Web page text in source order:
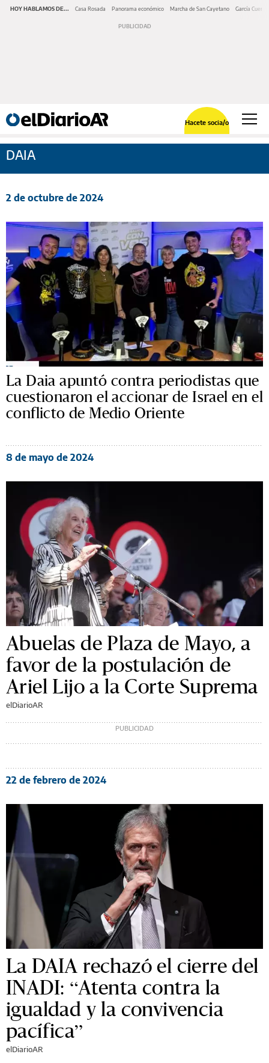
HOY HABLAMOS DE... Casa Rosada Panorama económico Marcha de San Cayetano García Cuerva
Hacete socia/o
DAIA
2 de octubre de 2024
La Daia apuntó contra periodistas que
cuestionaron el accionar de Israel en el
conflicto de Medio Oriente
8 de mayo de 2024
Abuelas de Plaza de Mayo, a
favor de la postulación de
Ariel Lijo a la Corte Suprema
elDiarioAR
22 de febrero de 2024
La DAIA rechazó el cierre del
INADI: “Atenta contra la
igualdad y la convivencia
pacífica”
elDiarioAR